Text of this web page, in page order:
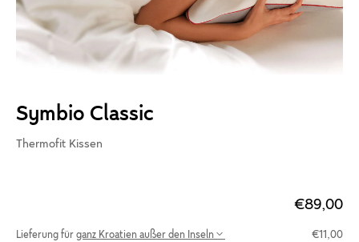
Symbio Classic
Thermofit Kissen
€89,00
Lieferung für ganz Kroatien außer den Inseln €11,00